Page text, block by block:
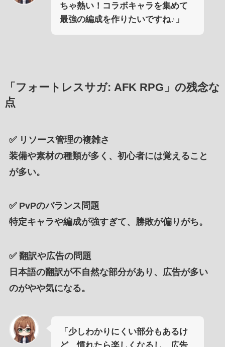
ちゃ熱い！コラボキャラを集めて
最強の編成を作りたいですね♪」
「フォートレスサガ: AFK RPG」の残念な
点
✅ リソース管理の複雑さ
装備や素材の種類が多く、初心者には覚えること
が多い。
✅ PvPのバランス問題
特定キャラや編成が強すぎて、勝敗が偏りがち。
✅ 翻訳や広告の問題
日本語の翻訳が不自然な部分があり、広告が多い
のがやや気になる。
「少しわかりにくい部分もあるけ